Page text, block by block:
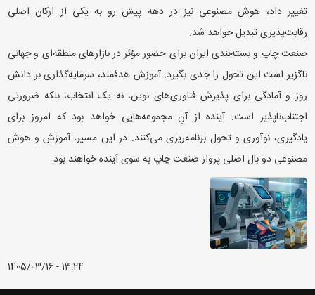
تغییر داد، هوش مصنوعی نیز در دهه پیش رو به یکی از ارکان اصلی
رقابت‌پذیری تبدیل خواهد شد.
صنعت چاپ و بسته‌بندی ایران برای حضور مؤثر در بازارهای منطقه‌ای و جهانی
ناگزیر است این تحول را جدی بگیرد. آموزش هدفمند، سرمایه‌گذاری بر دانش
روز و آمادگی برای پذیرش فناوری‌های نوین، نه یک انتخاب، بلکه ضرورتی
اجتناب‌ناپذیر است. آینده از آنِ مجموعه‌هایی خواهد بود که امروز برای
یادگیری، نوآوری و تحول برنامه‌ریزی می‌کنند. در این مسیر، آموزش و هوش
مصنوعی دو بال اصلی پرواز صنعت چاپ به سوی آینده خواهند بود.
1405/03/16 - 13:24